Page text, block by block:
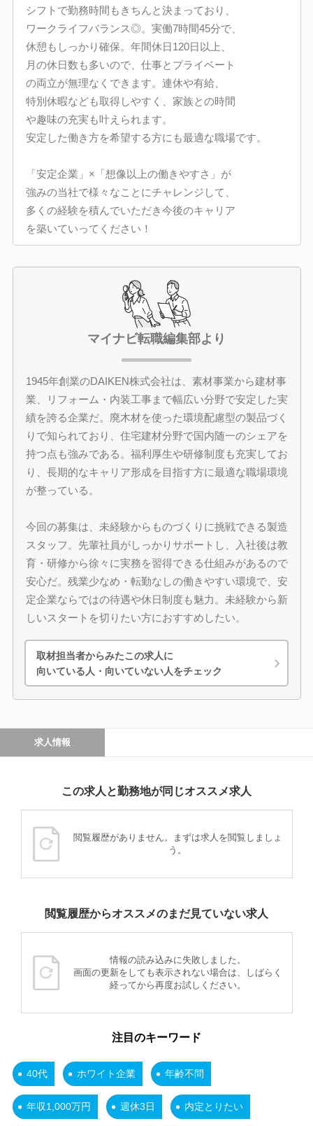
シフトで勤務時間もきちんと決まっており、
ワークライフバランス◎。実働7時間45分で、
休憩もしっかり確保。年間休日120日以上、
月の休日数も多いので、仕事とプライベート
の両立が無理なくできます。連休や有給、
特別休暇なども取得しやすく、家族との時間
や趣味の充実も叶えられます。
安定した働き方を希望する方にも最適な職場です。
「安定企業」×「想像以上の働きやすさ」が
強みの当社で様々なことにチャレンジして、
多くの経験を積んでいただき今後のキャリア
を築いていってください！
マイナビ転職編集部より
1945年創業のDAIKEN株式会社は、素材事業から建材事
業、リフォーム・内装工事まで幅広い分野で安定した実
績を誇る企業だ。廃木材を使った環境配慮型の製品づく
りで知られており、住宅建材分野で国内随一のシェアを
持つ点も強みである。福利厚生や研修制度も充実してお
り、長期的なキャリア形成を目指す方に最適な職場環境
が整っている。
今回の募集は、未経験からものづくりに挑戦できる製造
スタッフ。先輩社員がしっかりサポートし、入社後は教
育・研修から徐々に実務を習得できる仕組みがあるので
安心だ。残業少なめ・転勤なしの働きやすい環境で、安
定企業ならではの待遇や休日制度も魅力。未経験から新
しいスタートを切りたい方におすすめしたい。
取材担当者からみたこの求人に
向いている人・向いていない人をチェック
求人情報
この求人と勤務地が同じオススメ求人
閲覧履歴がありません。まずは求人を閲覧しましょ
う。
閲覧履歴からオススメのまだ見ていない求人
情報の読み込みに失敗しました。
画面の更新をしても表示されない場合は、しばらく
経ってから再度お試しください。
注目のキーワード
40代 ホワイト企業 年齢不問
年収1,000万円 週休3日 内定とりたい